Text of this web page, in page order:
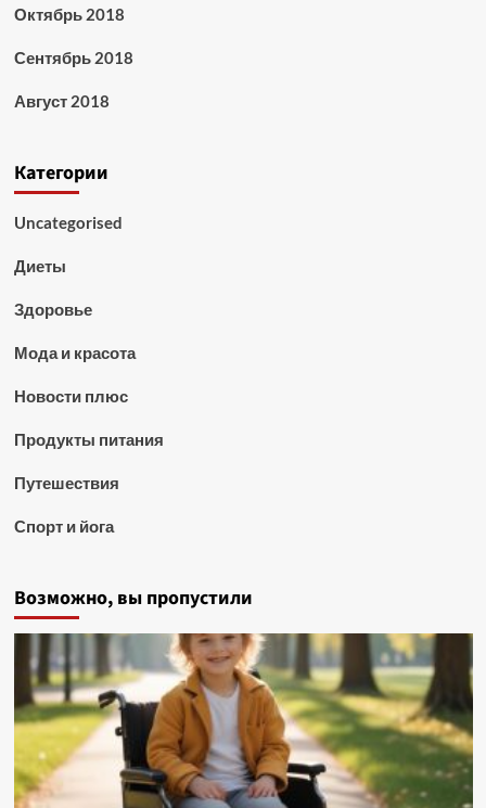
Октябрь 2018
Сентябрь 2018
Август 2018
Категории
Uncategorised
Диеты
Здоровье
Мода и красота
Новости плюс
Продукты питания
Путешествия
Спорт и йога
Возможно, вы пропустили